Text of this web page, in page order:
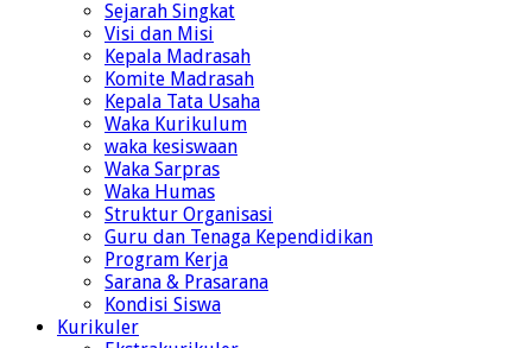
Sejarah Singkat
Visi dan Misi
Kepala Madrasah
Komite Madrasah
Kepala Tata Usaha
Waka Kurikulum
waka kesiswaan
Waka Sarpras
Waka Humas
Struktur Organisasi
Guru dan Tenaga Kependidikan
Program Kerja
Sarana & Prasarana
Kondisi Siswa
Kurikuler